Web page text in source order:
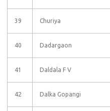
39 Churiya
40 Dadargaon
41 Daldala F V
42 Dalka Gopangi